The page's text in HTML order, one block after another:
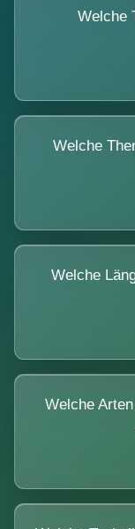
Welche
Welche
Welche
Welche